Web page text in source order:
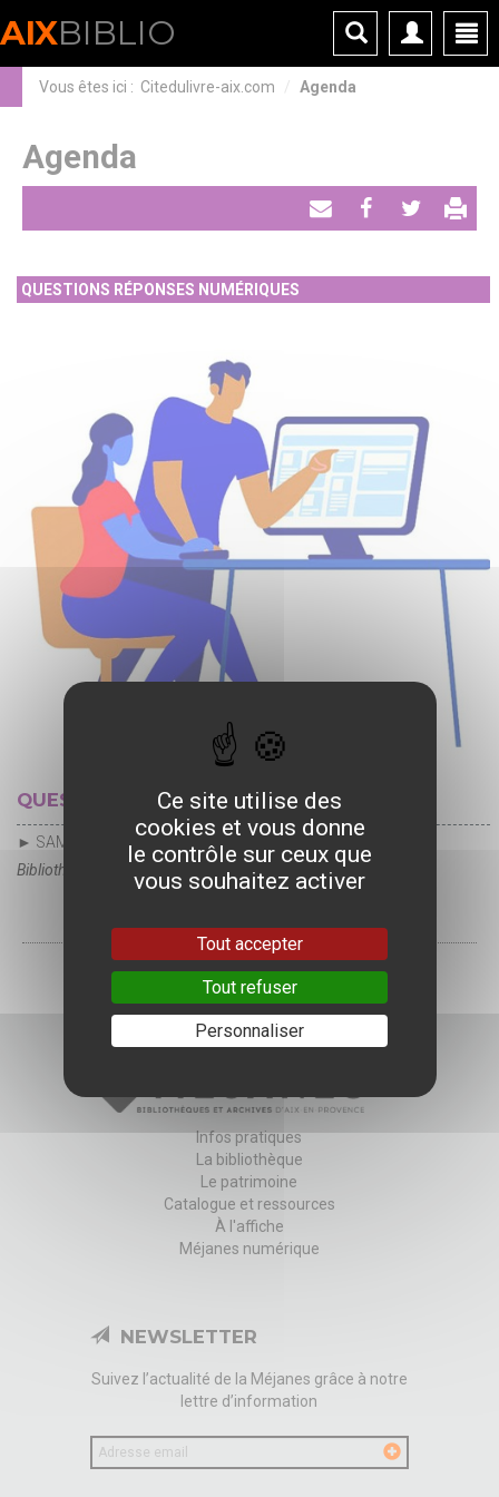
AIXBIBLIO
Vous êtes ici : Citedulivre-aix.com Agenda
Agenda
Envoyer
email
PartagerTweeter
QUESTIONS RÉPONSES NUMÉRIQUES
QUESTIONS RÉPONSES NUMÉRIQUES
► SAMEDI 25 JUILLET
Bibliothèque de la Halle aux Grains
Infos pratiques
La bibliothèque
Le patrimoine
Catalogue et ressources
À l'affiche
Méjanes numérique
NEWSLETTER
Suivez l’actualité de la Méjanes grâce à notre
lettre d’information
email
Ce site utilise des
cookies et vous donne
le contrôle sur ceux que
vous souhaitez activer
Tout accepter
Tout refuser
Personnaliser